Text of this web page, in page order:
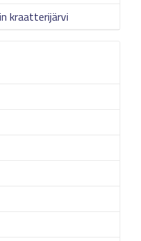
kraatterijärvi